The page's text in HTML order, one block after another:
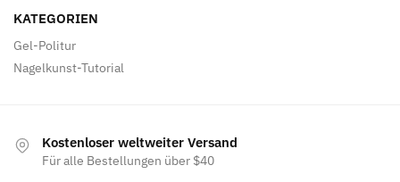
KATEGORIEN
Gel-Politur
Nagelkunst-Tutorial
Kostenloser weltweiter Versand
Für alle Bestellungen über $40